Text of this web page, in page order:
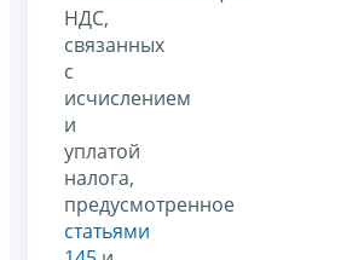
НДС,
связанных
с
исчислением
и
уплатой
налога,
предусмотренное
статьями